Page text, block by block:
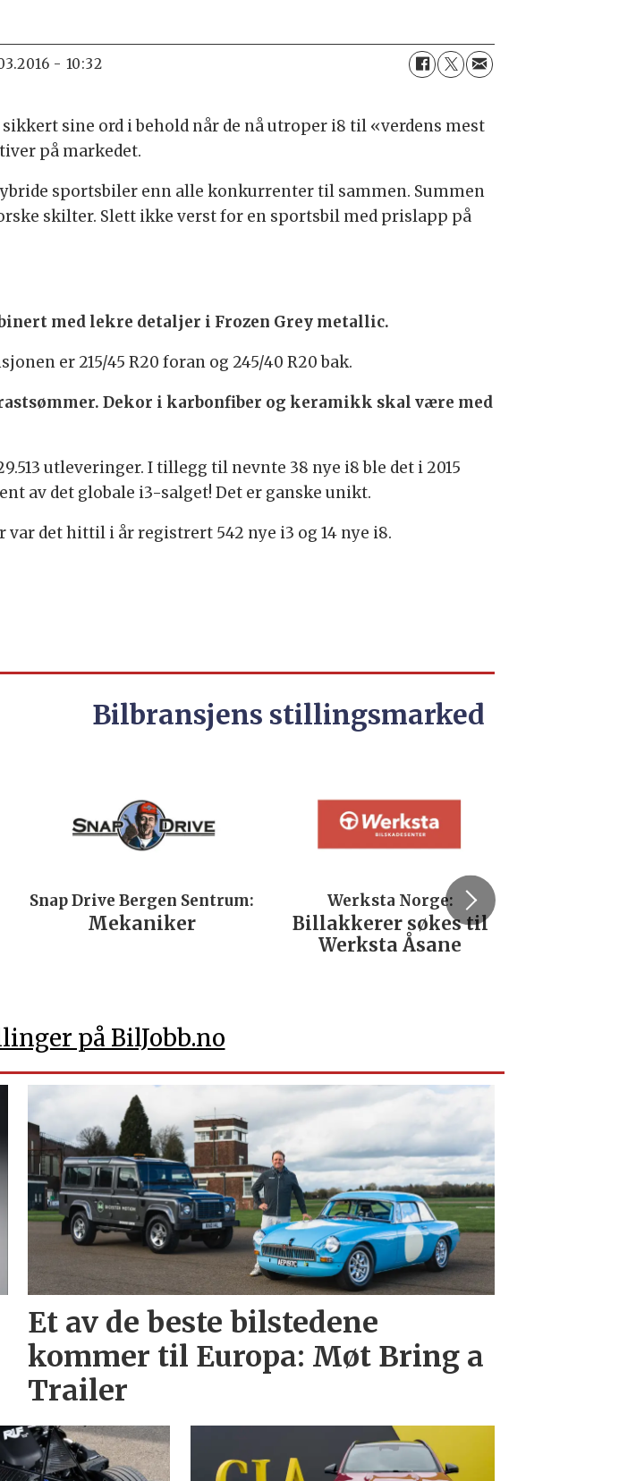
- 10:32
sine ord i behold når de nå utroper i8 til «verdens mest
på markedet.
sportsbiler enn alle konkurrenter til sammen. Summen
skilter. Slett ikke verst for en sportsbil med prislapp på
med lekre detaljer i Frozen Grey metallic.
er 215/45 R20 foran og 245/40 R20 bak.
Dekor i karbonfiber og keramikk skal være med
utleveringer. I tillegg til nevnte 38 nye i8 ble det i 2015
av det globale i3-salget! Det er ganske unikt.
det hittil i år registrert 542 nye i3 og 14 nye i8.
Bilbransjens stillingsmarked
Snap Drive Bergen Sentrum:
Mekaniker
Werksta Norge:
Billakkerer søkes til
Werksta Åsane
på BilJobb.no
Et av de beste bilstedene
kommer til Europa: Møt Bring a
Trailer